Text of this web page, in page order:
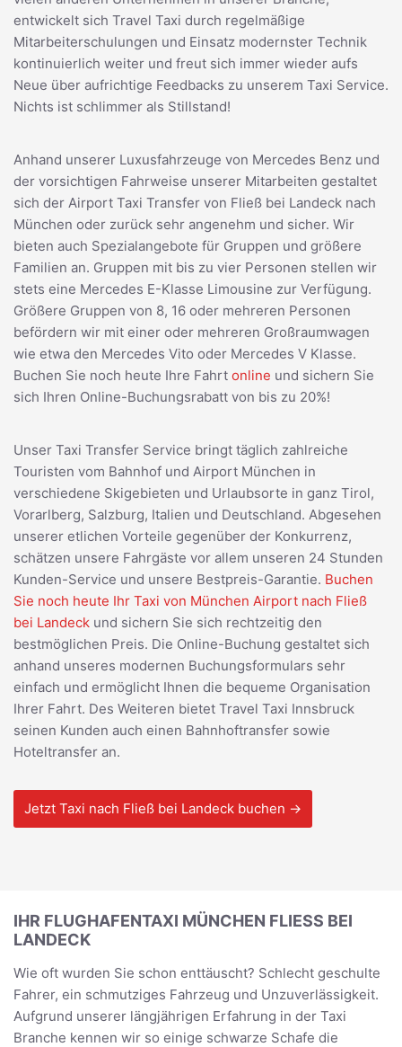
entwickelt sich Travel Taxi durch regelmäßige
Mitarbeiterschulungen und Einsatz modernster Technik
kontinuierlich weiter und freut sich immer wieder aufs
Neue über aufrichtige Feedbacks zu unserem Taxi Service.
Nichts ist schlimmer als Stillstand!
Anhand unserer Luxusfahrzeuge von Mercedes Benz und
der vorsichtigen Fahrweise unserer Mitarbeiten gestaltet
sich der Airport Taxi Transfer von Fließ bei Landeck nach
München oder zurück sehr angenehm und sicher. Wir
bieten auch Spezialangebote für Gruppen und größere
Familien an. Gruppen mit bis zu vier Personen stellen wir
stets eine Mercedes E-Klasse Limousine zur Verfügung.
Größere Gruppen von 8, 16 oder mehreren Personen
befördern wir mit einer oder mehreren Großraumwagen
wie etwa den Mercedes Vito oder Mercedes V Klasse.
Buchen Sie noch heute Ihre Fahrt online und sichern Sie
sich Ihren Online-Buchungsrabatt von bis zu 20%!
Unser Taxi Transfer Service bringt täglich zahlreiche
Touristen vom Bahnhof und Airport München in
verschiedene Skigebieten und Urlaubsorte in ganz Tirol,
Vorarlberg, Salzburg, Italien und Deutschland. Abgesehen
unserer etlichen Vorteile gegenüber der Konkurrenz,
schätzen unsere Fahrgäste vor allem unseren 24 Stunden
Kunden-Service und unsere Bestpreis-Garantie. Buchen
Sie noch heute Ihr Taxi von München Airport nach Fließ
bei Landeck und sichern Sie sich rechtzeitig den
bestmöglichen Preis. Die Online-Buchung gestaltet sich
anhand unseres modernen Buchungsformulars sehr
einfach und ermöglicht Ihnen die bequeme Organisation
Ihrer Fahrt. Des Weiteren bietet Travel Taxi Innsbruck
seinen Kunden auch einen Bahnhoftransfer sowie
Hoteltransfer an.
Jetzt Taxi nach Fließ bei Landeck buchen →
IHR FLUGHAFENTAXI MÜNCHEN FLIESS BEI L
ANDECK
Wie oft wurden Sie schon enttäuscht? Schlecht geschulte
Fahrer, ein schmutziges Fahrzeug und Unzuverlässigkeit.
Aufgrund unserer längjährigen Erfahrung in der Taxi
Branche kennen wir so einige schwarze Schafe die